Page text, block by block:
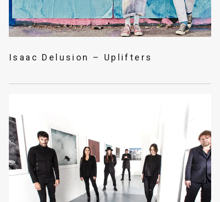
Isaac Delusion – Uplifters